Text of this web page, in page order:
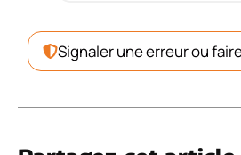
Signaler une erreur ou